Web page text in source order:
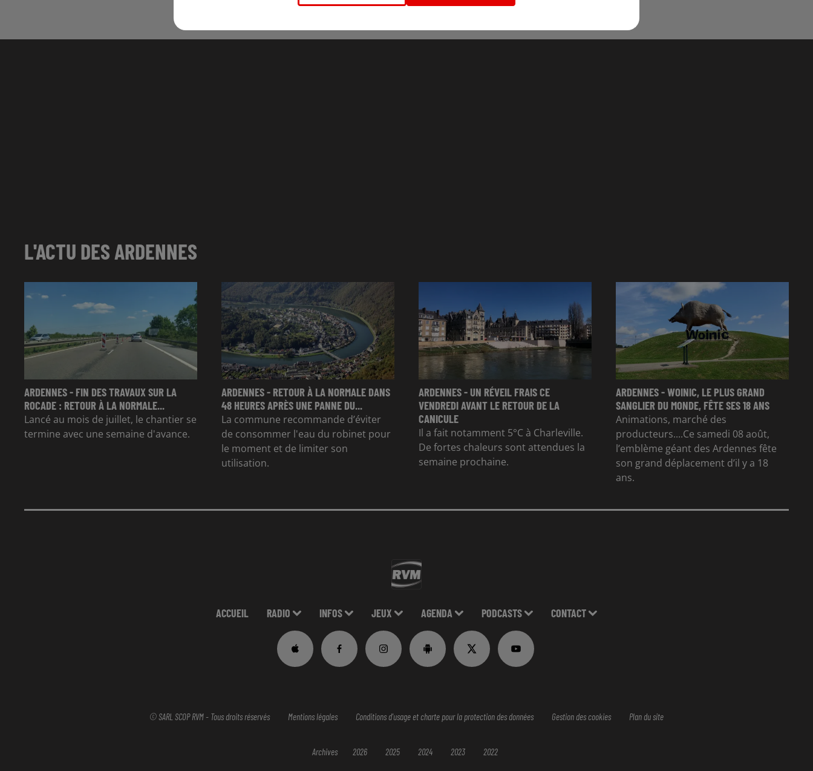
L'ACTU DES ARDENNES
ARDENNES - FIN DES TRAVAUX SUR LA
ROCADE : RETOUR À LA NORMALE...
Lancé au mois de juillet, le chantier se
termine avec une semaine d'avance.
ARDENNES - RETOUR À LA NORMALE DANS
48 HEURES APRÈS UNE PANNE DU...
La commune recommande d’éviter
de consommer l'eau du robinet pour
le moment et de limiter son
utilisation.
ARDENNES - UN RÉVEIL FRAIS CE
VENDREDI AVANT LE RETOUR DE LA
CANICULE
Il a fait notamment 5°C à Charleville.
De fortes chaleurs sont attendues la
semaine prochaine.
ARDENNES - WOINIC, LE PLUS GRAND
SANGLIER DU MONDE, FÊTE SES 18 ANS
Animations, marché des
producteurs....Ce samedi 08 août,
l’emblème géant des Ardennes fête
son grand déplacement d’il y a 18
ans.
ACCUEIL RADIO INFOS JEUX AGENDA PODCASTS CONTACT
© SARL SCOP RVM - Tous droits réservés Mentions légales Conditions d'usage et charte pour la protection des données Gestion des cookies Plan du site
Archives 2026 2025 2024 2023 2022